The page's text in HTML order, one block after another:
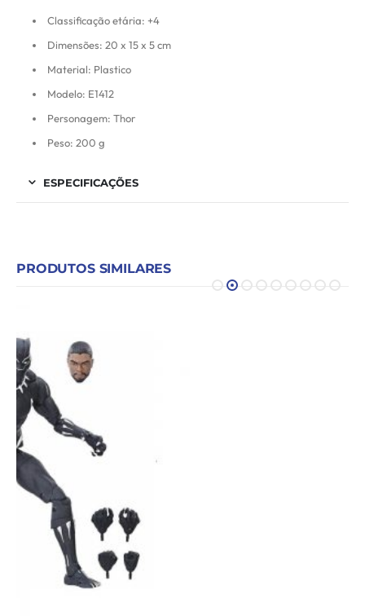
Classificação etária: +4
Dimensões: 20 x 15 x 5 cm
Material: Plastico
Modelo: E1412
Personagem: Thor
Peso: 200 g
ESPECIFICAÇÕES
PRODUTOS SIMILARES